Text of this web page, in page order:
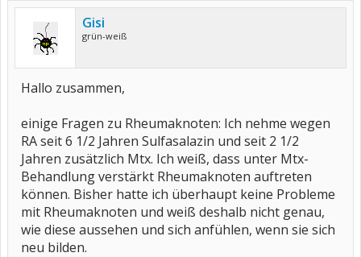
Gisi
grün-weiß
Hallo zusammen,
einige Fragen zu Rheumaknoten: Ich nehme wegen
RA seit 6 1/2 Jahren Sulfasalazin und seit 2 1/2
Jahren zusätzlich Mtx. Ich weiß, dass unter Mtx-
Behandlung verstärkt Rheumaknoten auftreten
können. Bisher hatte ich überhaupt keine Probleme
mit Rheumaknoten und weiß deshalb nicht genau,
wie diese aussehen und sich anfühlen, wenn sie sich
neu bilden.